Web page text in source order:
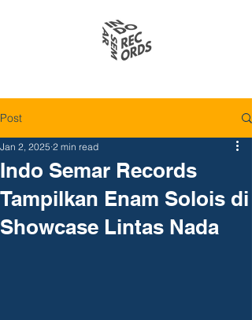
Post
Indo Semar Records
Tampilkan Enam Solois di
Showcase Lintas Nada
Jan 2, 2025 2 min read